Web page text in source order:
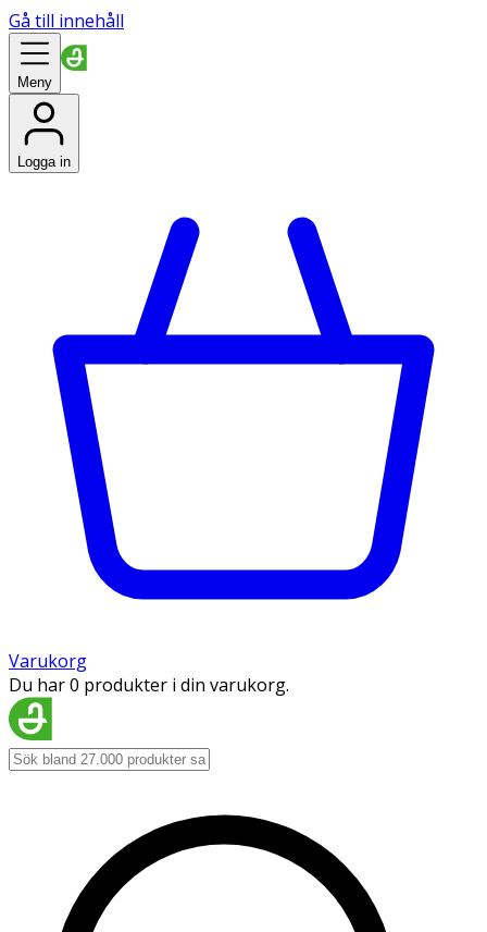
Gå till innehåll
Meny
Logga in
Varukorg
Du har 0 produkter i din varukorg.